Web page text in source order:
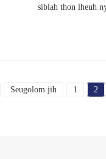
siblah thon lheuh
Seugolom jih 1 2